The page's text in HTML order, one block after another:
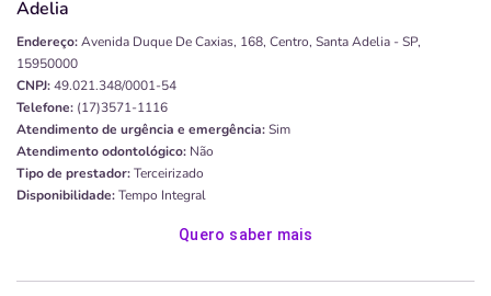
Adelia
Endereço:Avenida Duque De Caxias, 168, Centro, Santa Adelia - SP,
15950000
CNPJ:49.021.348/0001-54
Telefone: (17)3571-1116
Atendimento de urgência e emergência:Sim
Atendimento odontológico: Não
Tipo de prestador:Terceirizado
Disponibilidade:Tempo Integral
Quero saber mais